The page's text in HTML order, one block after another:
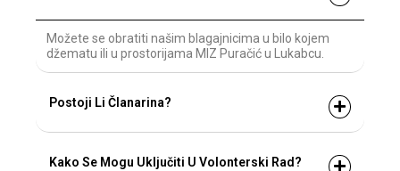
Možete se obratiti našim blagajnicima u bilo kojem
džematu ili u prostorijama MIZ Puračić u Lukabcu.
Postoji Li Članarina?
Kako Se Mogu Uključiti U Volonterski Rad?